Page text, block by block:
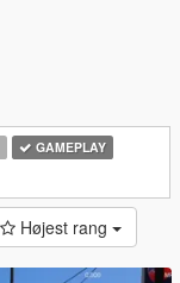
GAMEPLAY
Højest rang